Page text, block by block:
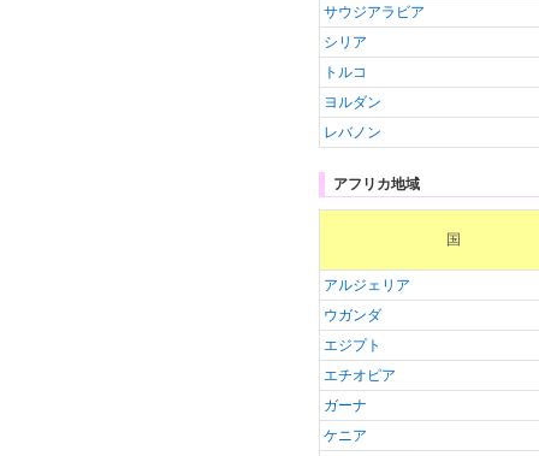
サウジアラビア
シリア
トルコ
ヨルダン
レバノン
アフリカ地域
国
アルジェリア
ウガンダ
エジプト
エチオピア
ガーナ
ケニア